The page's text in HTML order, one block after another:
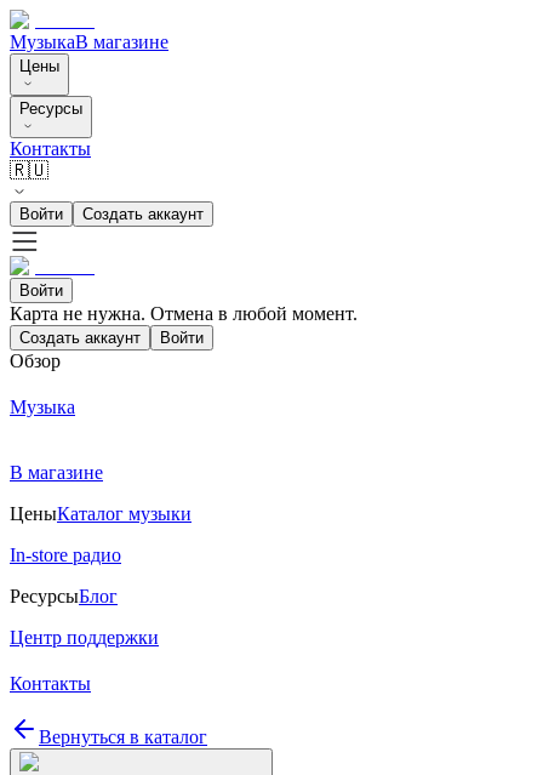
МузыкаВ магазине
Цены
Ресурсы
Контакты
🇷🇺
Войти Создать аккаунт
Войти
Карта не нужна. Отмена в любой момент.
Создать аккаунт Войти
Обзор
Музыка
В магазине
ЦеныКаталог музыки
In-store радио
РесурсыБлог
Центр поддержки
Контакты
Вернуться в каталог